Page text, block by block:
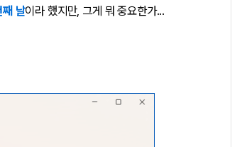
날이라 했지만, 그게 뭐 중요한가...